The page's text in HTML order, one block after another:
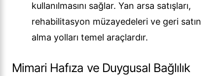
kullanılmasını sağlar. Yan arsa satışları,
rehabilitasyon müzayedeleri ve geri satın
alma yolları temel araçlardır.
Mimari Hafıza ve Duygusal Bağlılık